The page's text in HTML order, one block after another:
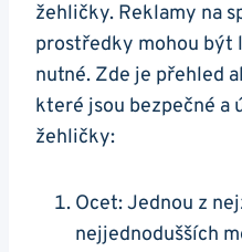
žehličky. Reklamy na​
prostředky mohou být
nutné. Zde je přehled‍
které‌ jsou ⁤bezpečné a
žehličky:
Ocet: Jednou z
nejjednodušších